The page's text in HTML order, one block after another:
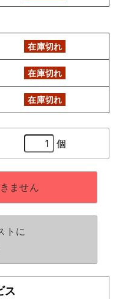
在庫切れ
在庫切れ
在庫切れ
ス
個
ません
トに